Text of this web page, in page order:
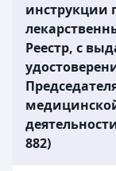
инструкции
Реестр, с
882)